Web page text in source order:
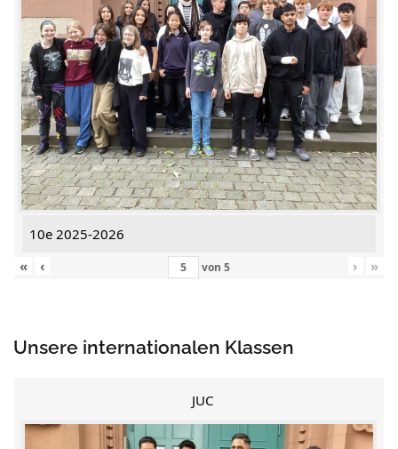
10e 2025-2026
«
‹ von 5 › »
Unsere internationalen Klassen
JUC